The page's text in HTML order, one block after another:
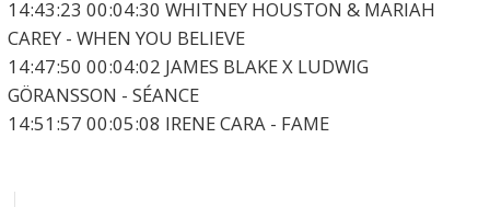
14:43:23 00:04:30 WHITNEY HOUSTON & MARIAH
CAREY - WHEN YOU BELIEVE
14:47:50 00:04:02 JAMES BLAKE X LUDWIG
GÖRANSSON - SÉANCE
14:51:57 00:05:08 IRENE CARA - FAME